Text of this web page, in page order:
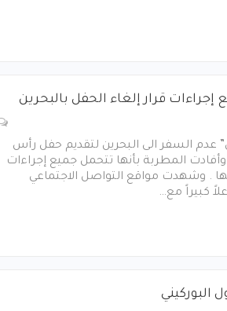
إجراءات قرار إلغاء الحفل بالبحرين
عدم السفر الى البحرين لتقديم حفل رأس
المطربة بأنها تتحمل جميع إجراءات
. وشهدت مواقع التواصل الاجتماعي
كبيراً مع…
البوركيني